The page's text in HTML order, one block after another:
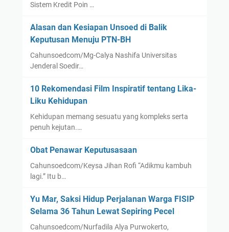
Sistem Kredit Poin …
Alasan dan Kesiapan Unsoed di Balik
Keputusan Menuju PTN-BH
Cahunsoedcom/Mg-Calya Nashifa Universitas
Jenderal Soedir…
10 Rekomendasi Film Inspiratif tentang Lika-
Liku Kehidupan
Kehidupan memang sesuatu yang kompleks serta
penuh kejutan.…
Obat Penawar Keputusasaan
Cahunsoedcom/Keysa Jihan Rofi “Adikmu kambuh
lagi.” Itu b…
Yu Mar, Saksi Hidup Perjalanan Warga FISIP
Selama 36 Tahun Lewat Sepiring Pecel
Cahunsoedcom/Nurfadila Alya Purwokerto,